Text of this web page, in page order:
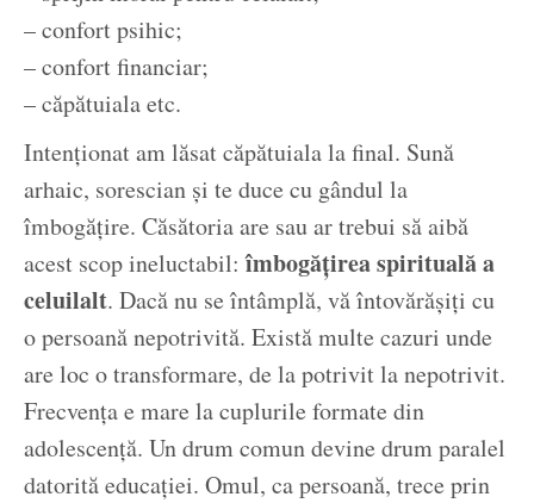
– confort psihic;
– confort financiar;
– căpătuiala etc.
Intenționat am lăsat căpătuiala la final. Sună
arhaic, sorescian și te duce cu gândul la
îmbogățire. Căsătoria are sau ar trebui să aibă
acest scop ineluctabil:îmbogățirea spirituală a
celuilalt. Dacă nu se întâmplă, vă întovărășiți cu
o persoană nepotrivită. Există multe cazuri unde
are loc o transformare, de la potrivit la nepotrivit.
Frecvența e mare la cuplurile formate din
adolescență. Un drum comun devine drum paralel
datorită educației. Omul, ca persoană, trece prin